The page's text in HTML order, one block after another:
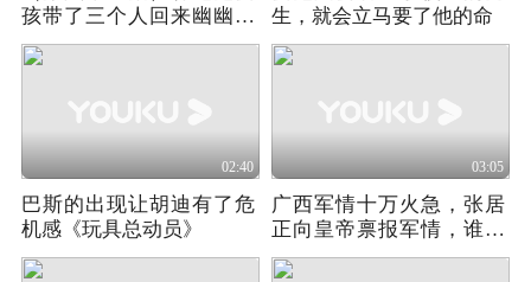
孩带了三个人回来幽幽的
看着她
生，就会立马要了他的命
02:40
巴斯的出现让胡迪有了危
机感《玩具总动员》
03:05
广西军情十万火急，张居
正向皇帝禀报军情，谁料
遭到高拱百般阻拦